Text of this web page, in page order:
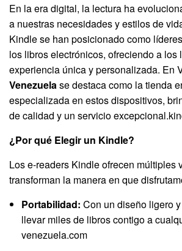
En la era digital, la lectura ha
a nuestras necesidades y estilos de
Kindle se han posicionado como
los libros electrónicos, ofreciendo a los
experiencia única y personalizada. En
Venezuela se destaca como la tienda
especializada en estos dispositivos,
de calidad y un servicio excepcional.​
¿Por qué Elegir un Kindle?
Los e-readers Kindle ofrecen múltiples
transforman la manera en que
Portabilidad: Con un diseño ligero
llevar miles de libros contigo a
venezuela.com